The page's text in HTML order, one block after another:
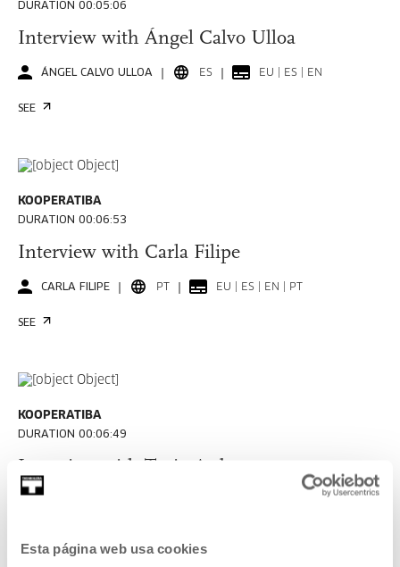
Esta página web usa cookies
DURATION 00:05:06
Interview with Ángel Calvo Ulloa
ÁNGEL CALVO ULLOA ES EU | ES | EN
SEE
KOOPERATIBA
DURATION 00:06:53
Interview with Carla Filipe
CARLA FILIPE PT EU | ES | EN | PT
SEE
KOOPERATIBA
DURATION 00:06:49
Interview with Taxio Ardanaz